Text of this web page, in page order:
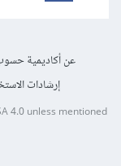
عن أكاديمية
إرشادات
4.0unless mentioned